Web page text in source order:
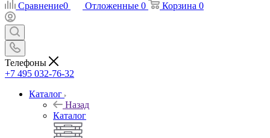
Сравнение0 Отложенные 0 Корзина 0
Телефоны
+7 495 032-76-32
Каталог
Назад
Каталог